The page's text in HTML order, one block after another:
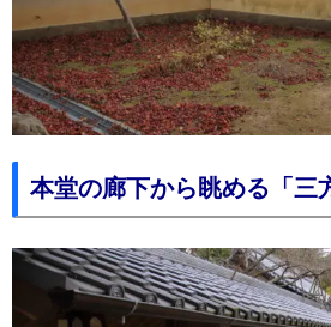
本堂の廊下から眺める「三